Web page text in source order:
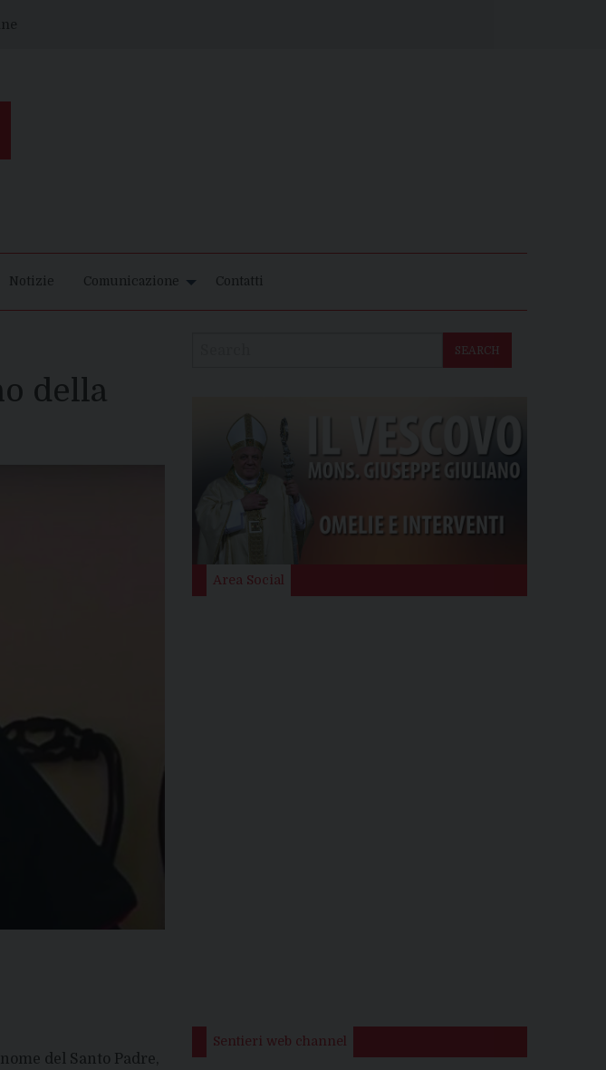
Notizie Comunicazione Contatti
della
del Santo Padre,
SEARCH
Area Social
Sentieri web channel